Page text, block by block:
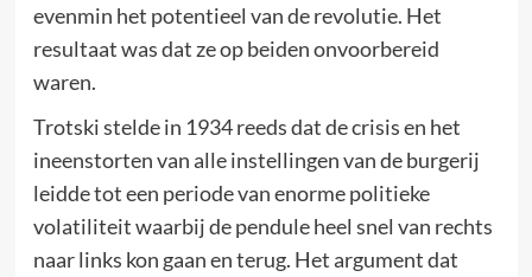
evenmin het potentieel van de revolutie. Het
resultaat was dat ze op beiden onvoorbereid
waren.
Trotski stelde in 1934 reeds dat de crisis en het
ineenstorten van alle instellingen van de burgerij
leidde tot een periode van enorme politieke
volatiliteit waarbij de pendule heel snel van rechts
naar links kon gaan en terug. Het argument dat